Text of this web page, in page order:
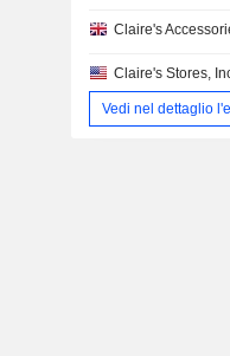
Claire's
Claire's Stores,
Vedi nel dettaglio